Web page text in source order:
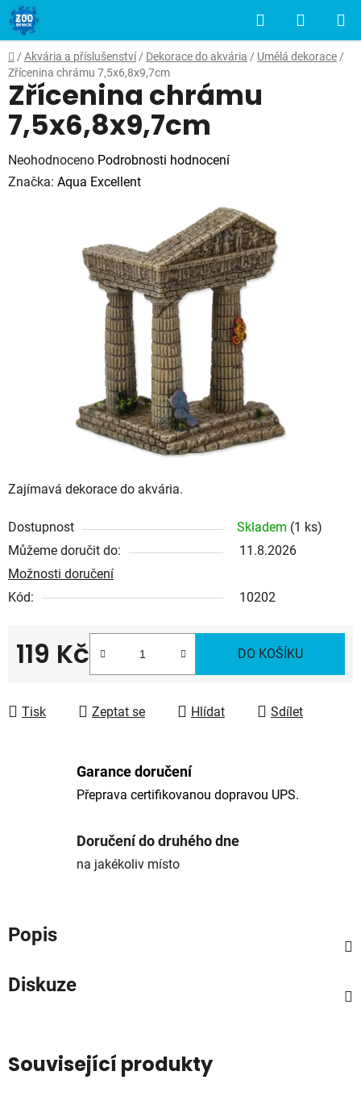
Přejít
na
obsah
Hledat
KOŠÍK
Domů
/ Akvária a příslušenství / Dekorace do akvária / Umělá dekorace /
Zřícenina chrámu 7,5x6,8x9,7cm
Zajímavá dekorace do akvária.
Dostupnost Skladem (1 ks)
Můžeme doručit do:
11.8.2026
Možnosti doručení
Kód:
10202
119 Kč DO KOŠÍKU
Tisk Zeptat se Hlídat Sdílet
Zřícenina chrámu
7,5x6,8x9,7cm
Průměrné
hodnocení
Neohodnoceno Podrobnosti hodnocení
Značka: Aqua Excellent
Garance doručení
Přeprava certifikovanou dopravou UPS.
Doručení do druhého dne
na jakékoliv místo
Popis
Diskuze
Související produkty